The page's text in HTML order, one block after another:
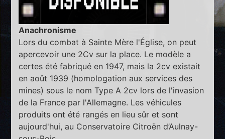
Anachronisme
Lors du combat à Sainte Mère l'Église, on peut
apercevoir une 2Cv sur la place. Le modèle a
certes été fabriqué en 1947, mais la 2cv existait
en août 1939 (homologation aux services des
mines) sous le nom Type A 2cv lors de l'invasion
de la France par l'Allemagne. Les véhicules
produits ont été rangés en lieu sûr et sont
aujourd'hui, au Conservatoire Citroën d’Aulnay-